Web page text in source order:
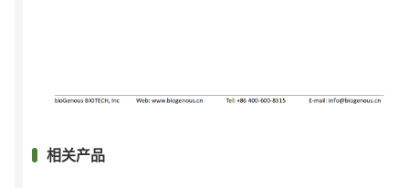
相关产品